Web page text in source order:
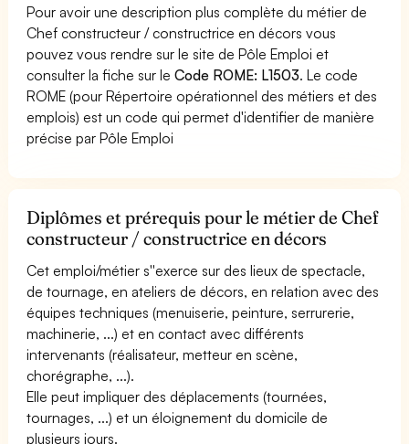
Pour avoir une description plus complète du métier de
Chef constructeur / constructrice en décors vous
pouvez vous rendre sur le site de Pôle Emploi et
consulter la fiche sur leCode ROME: L1503. Le code
ROME (pour Répertoire opérationnel des métiers et des
emplois) est un code qui permet d'identifier de manière
précise par Pôle Emploi
Diplômes et prérequis pour le métier de Chef
constructeur / constructrice en décors
Cet emploi/métier s''exerce sur des lieux de spectacle,
de tournage, en ateliers de décors, en relation avec des
équipes techniques (menuiserie, peinture, serrurerie,
machinerie, ...) et en contact avec différents
intervenants (réalisateur, metteur en scène,
chorégraphe, ...).
Elle peut impliquer des déplacements (tournées,
tournages, ...) et un éloignement du domicile de
plusieurs jours.